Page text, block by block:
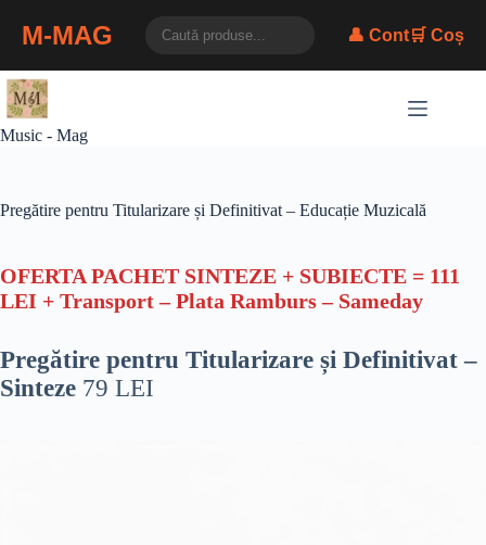
M-MAG 👤 Cont🛒 Coș
Skip
to
content
Music - Mag
Pregătire pentru Titularizare și Definitivat – Educație Muzicală
OFERTA PACHET SINTEZE + SUBIECTE = 111
LEI + Transport – Plata Ramburs – Sameday
Pregătire pentru Titularizare și Definitivat –
Sinteze 79 LEI